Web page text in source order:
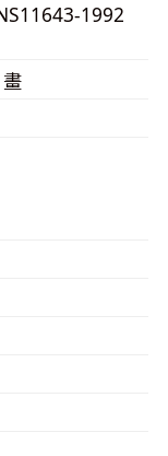
1992